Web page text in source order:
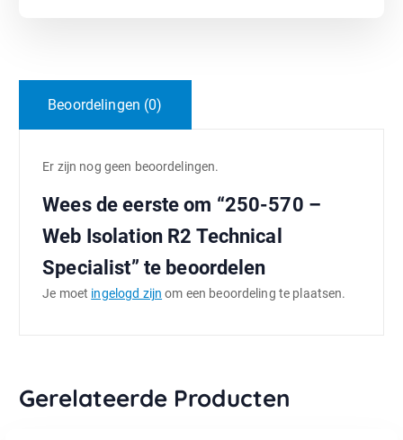
Beoordelingen (0)
Er zijn nog geen beoordelingen.
Wees de eerste om “250-570 –
Web Isolation R2 Technical
Specialist” te beoordelen
Je moet ingelogd zijn om een beoordeling te plaatsen.
Gerelateerde Producten